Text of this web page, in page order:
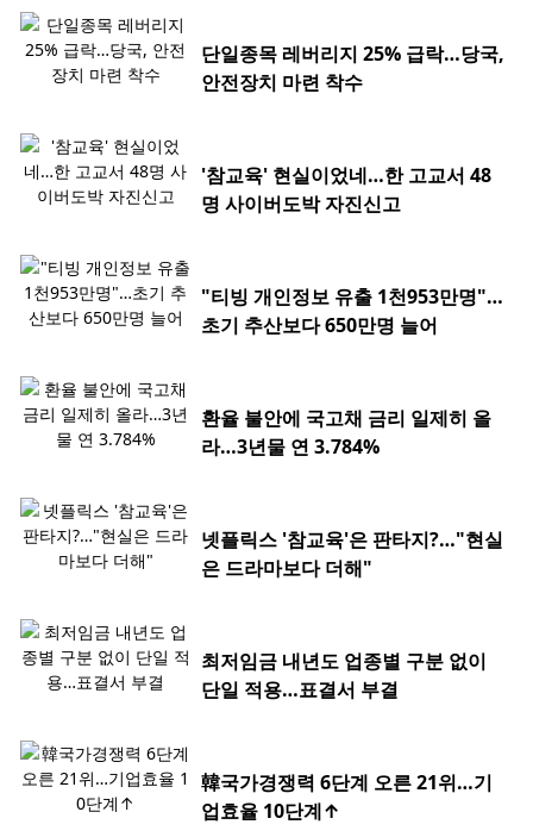
단일종목 레버리지 25% 급락…당국,
안전장치 마련 착수
'참교육' 현실이었네…한 고교서 48
명 사이버도박 자진신고
"티빙 개인정보 유출 1천953만명"…
초기 추산보다 650만명 늘어
환율 불안에 국고채 금리 일제히 올
라…3년물 연 3.784%
넷플릭스 '참교육'은 판타지?…"현실
은 드라마보다 더해"
최저임금 내년도 업종별 구분 없이
단일 적용…표결서 부결
韓국가경쟁력 6단계 오른 21위…기
업효율 10단계↑